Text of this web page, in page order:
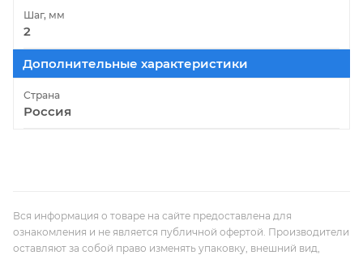
Шаг, мм
2
Дополнительные характеристики
Страна
Россия
Вся информация о товаре на сайте предоставлена для
ознакомления и не является публичной офертой. Производители
оставляют за собой право изменять упаковку, внешний вид,